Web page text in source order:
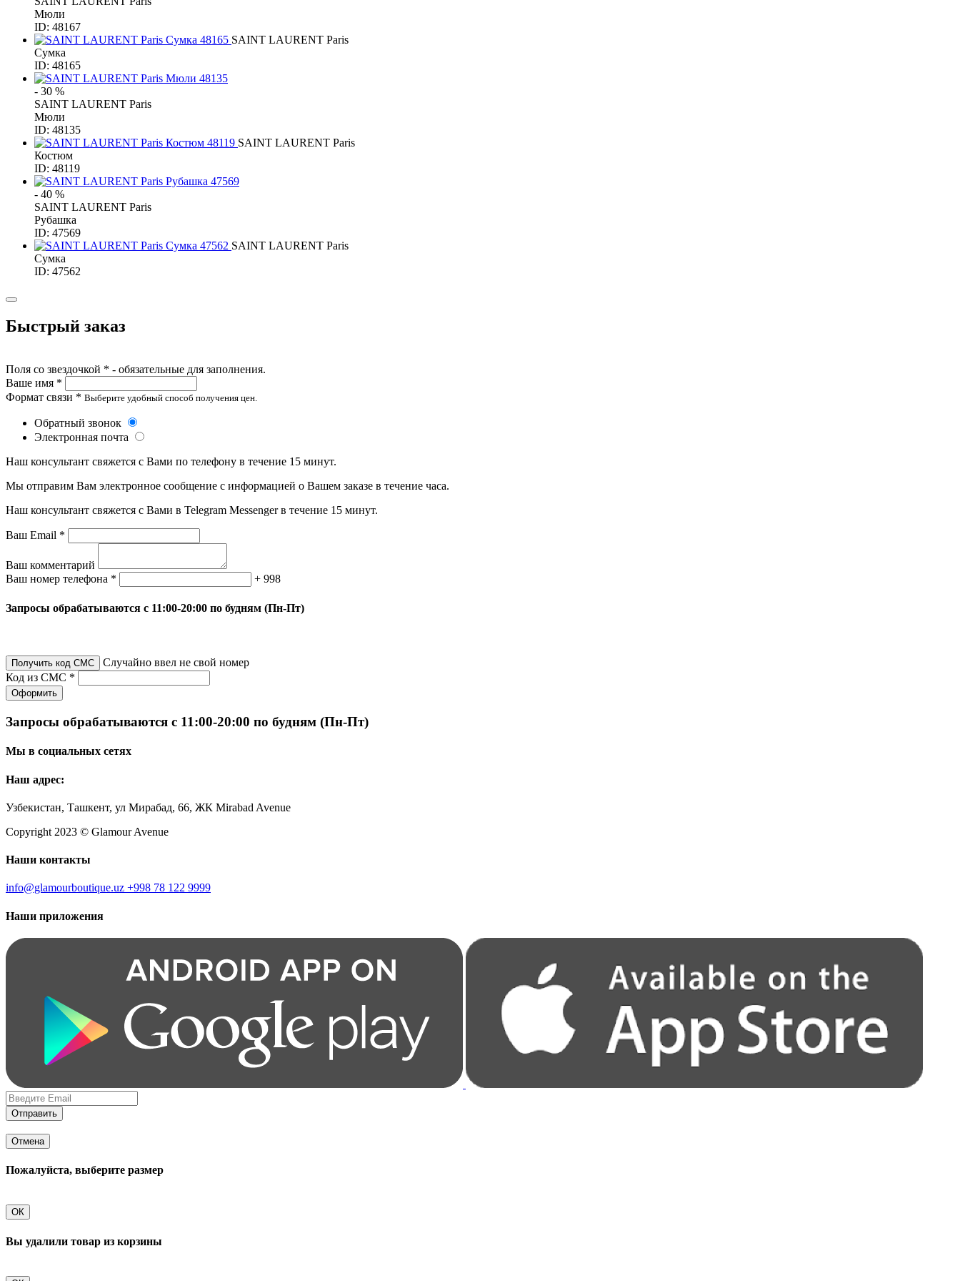
Мюли
ID: 48167
SAINT LAURENT Paris
Сумка
ID: 48165
- 30 %
SAINT LAURENT Paris
Мюли
ID: 48135
SAINT LAURENT Paris
Костюм
ID: 48119
- 40 %
SAINT LAURENT Paris
Рубашка
ID: 47569
SAINT LAURENT Paris
Сумка
ID: 47562
Быстрый заказ
Поля со звездочкой * - обязательные для заполнения.
Ваше имя *
Формат связи * Выберите удобный способ получения цен.
Обратный звонок
Электронная почта
Наш консультант свяжется с Вами по телефону в течение 15 минут.
Мы отправим Вам электронное сообщение с информацией о Вашем заказе в течение часа.
Наш консультант свяжется с Вами в Telegram Messenger в течение 15 минут.
Ваш Email *
Ваш комментарий
Ваш номер телефона *
+ 998
Запросы обрабатываются с 11:00-20:00 по будням (Пн-Пт)
Получить код СМС
Случайно ввел не свой номер
Код из СМС *
Оформить
Запросы обрабатываются с 11:00-20:00 по будням (Пн-Пт)
Мы в социальных сетях
Наш адрес:
Узбекистан, Ташкент, ул Мирабад, 66, ЖК Mirabad Avenue
Copyright 2023 © Glamour Avenue
Наши контакты
info@glamourboutique.uz +998 78 122 9999
Наши приложения
Отправить
Отмена
Пожалуйста, выберите размер
ОК
Вы удалили товар из корзины